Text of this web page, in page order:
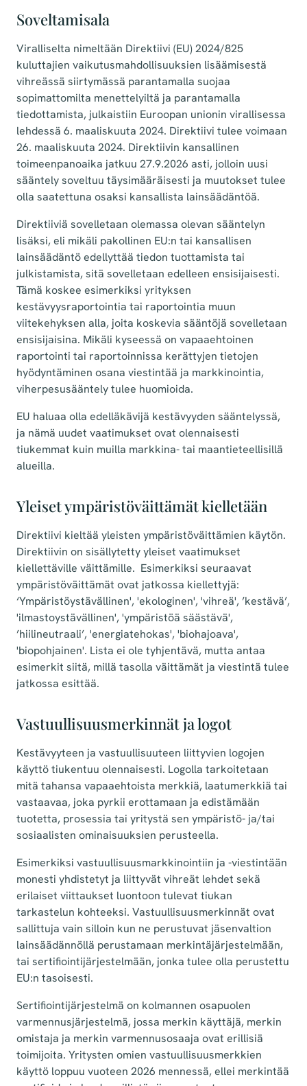
Soveltamisala
Viralliselta nimeltään Direktiivi (EU) 2024/825
kuluttajien vaikutusmahdollisuuksien lisäämisestä
vihreässä siirtymässä parantamalla suojaa
sopimattomilta menettelyiltä ja parantamalla
tiedottamista, julkaistiin Euroopan unionin virallisessa
lehdessä 6. maaliskuuta 2024. Direktiivi tulee voimaan
26. maaliskuuta 2024. Direktiivin kansallinen
toimeenpanoaika jatkuu 27.9.2026 asti, jolloin uusi
sääntely soveltuu täysimääräisesti ja muutokset tulee
olla saatettuna osaksi kansallista lainsäädäntöä.
Direktiiviä sovelletaan olemassa olevan sääntelyn
lisäksi, eli mikäli pakollinen EU:n tai kansallisen
lainsäädäntö edellyttää tiedon tuottamista tai
julkistamista, sitä sovelletaan edelleen ensisijaisesti.
Tämä koskee esimerkiksi yrityksen
kestävyysraportointia tai raportointia muun
viitekehyksen alla, joita koskevia sääntöjä sovelletaan
ensisijaisina. Mikäli kyseessä on vapaaehtoinen
raportointi tai raportoinnissa kerättyjen tietojen
hyödyntäminen osana viestintää ja markkinointia,
viherpesusääntely tulee huomioida.
EU haluaa olla edelläkävijä kestävyyden sääntelyssä,
ja nämä uudet vaatimukset ovat olennaisesti
tiukemmat kuin muilla markkina- tai maantieteellisillä
alueilla.
Yleiset ympäristöväittämät kielletään
Direktiivi kieltää yleisten ympäristöväittämien käytön.
Direktiivin on sisällytetty yleiset vaatimukset
kiellettäville väittämille. Esimerkiksi seuraavat
ympäristöväittämät ovat jatkossa kiellettyjä:
‘Ympäristöystävällinen', 'ekologinen', 'vihreä', ’kestävä’,
'ilmastoystävällinen', 'ympäristöä säästävä',
’hiilineutraali’, 'energiatehokas', 'biohajoava',
'biopohjainen'. Lista ei ole tyhjentävä, mutta antaa
esimerkit siitä, millä tasolla väittämät ja viestintä tulee
jatkossa esittää.
Vastuullisuusmerkinnät ja logot
Kestävyyteen ja vastuullisuuteen liittyvien logojen
käyttö tiukentuu olennaisesti. Logolla tarkoitetaan
mitä tahansa vapaaehtoista merkkiä, laatumerkkiä tai
vastaavaa, joka pyrkii erottamaan ja edistämään
tuotetta, prosessia tai yritystä sen ympäristö- ja/tai
sosiaalisten ominaisuuksien perusteella.
Esimerkiksi vastuullisuusmarkkinointiin ja -viestintään
monesti yhdistetyt ja liittyvät vihreät lehdet sekä
erilaiset viittaukset luontoon tulevat tiukan
tarkastelun kohteeksi. Vastuullisuusmerkinnät ovat
sallittuja vain silloin kun ne perustuvat jäsenvaltion
lainsäädännöllä perustamaan merkintäjärjestelmään,
tai sertifiointijärjestelmään, jonka tulee olla perustettu
EU:n tasoisesti.
Sertifiointijärjestelmä on kolmannen osapuolen
varmennusjärjestelmä, jossa merkin käyttäjä, merkin
omistaja ja merkin varmennusosaaja ovat erillisiä
toimijoita. Yritysten omien vastuullisuusmerkkien
käyttö loppuu vuoteen 2026 mennessä, ellei merkintää